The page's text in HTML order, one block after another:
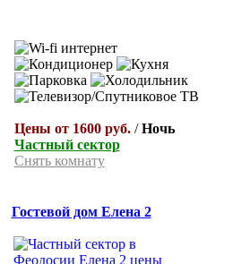
Цены от 1600 руб./Ночь
Частный сектор
Снять комнату
Гостевой дом Елена 2